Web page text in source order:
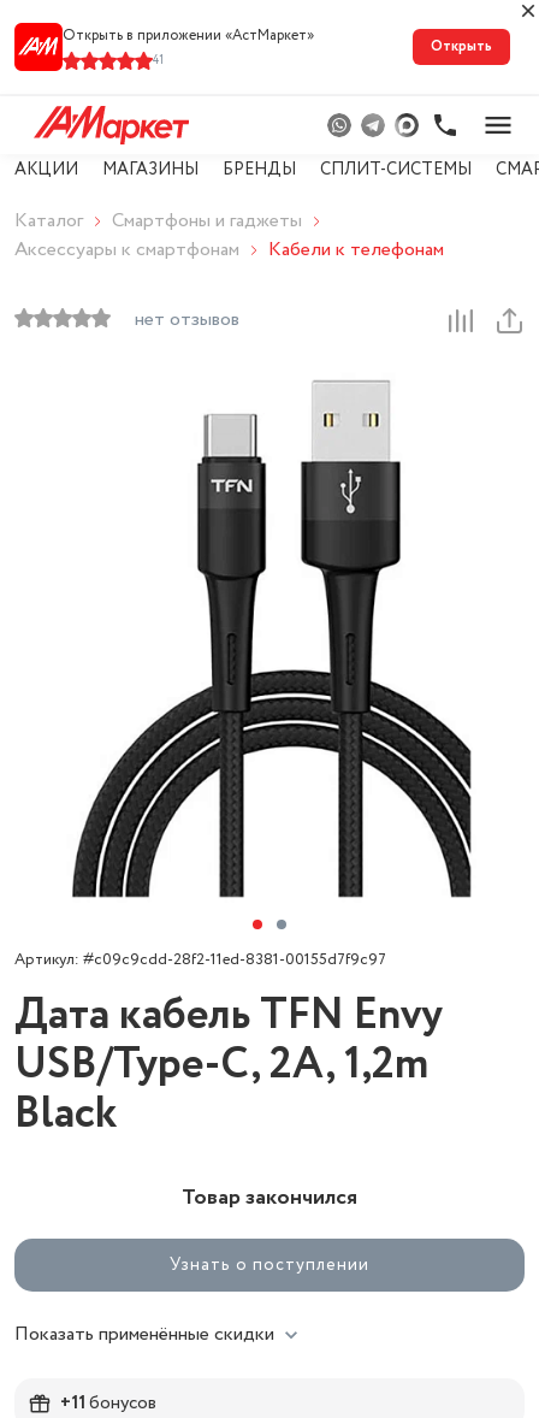
Открыть в приложении «АстМарке‪т‬»
41
Открыть
АКЦИИ МАГАЗИНЫ БРЕНДЫ СПЛИТ-СИСТЕМЫ
Каталог
Смартфоны и гаджеты
Аксессуары к смартфонам
Кабели к телефонам
нет отзывов
Артикул: #c09c9cdd-28f2-11ed-8381-00155d7f9c97
Дата кабель TFN Envy
USB/Type-C, 2A, 1,2m
Black
Товар закончился
Узнать о поступлении
Показать применённые скидки
+11бонусов